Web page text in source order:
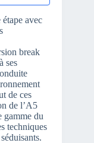
avec
break
ses
de ces
de l’A5
gamme du
techniques